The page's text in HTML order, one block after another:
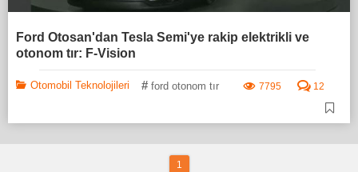
Ford Otosan'dan Tesla Semi'ye rakip elektrikli ve
otonom tır: F-Vision
Otomobil Teknolojileri # ford otonom tır 7795 12
1